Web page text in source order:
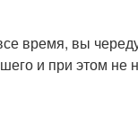
время, вы
и при этом